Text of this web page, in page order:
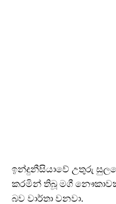
ඉන්දුනීසියාවේ උතුරු
කරමින් තිබූ මගී
බව වාර්තා වනවා.